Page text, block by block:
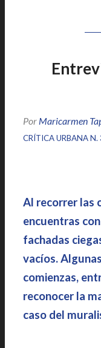
Por Maricarmen
CRÍTICA URBANA N.
Al recorrer las
encuentras
fachadas
vacíos.
comienzas,
reconocer la
caso del